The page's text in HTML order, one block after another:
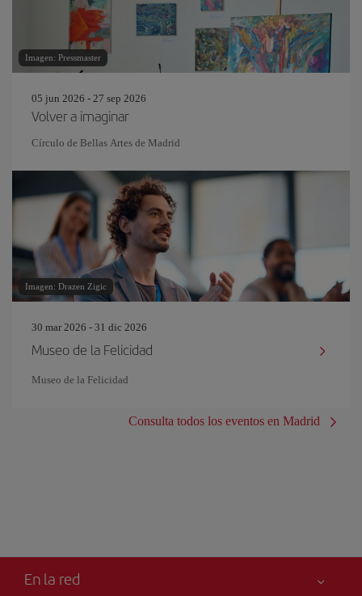
Imagen: Pressmaster
05 jun 2026 - 27 sep 2026
Volver a imaginar
Círculo de Bellas Artes de Madrid
Imagen: Drazen Zigic
30 mar 2026 - 31 dic 2026
Museo de la Felicidad
Museo de la Felicidad
Consulta todos los eventos en Madrid
En la red